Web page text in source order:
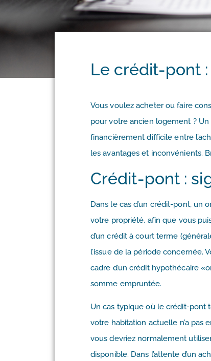
Le crédit-pont :
Vous voulez acheter ou faire
pour votre ancien logement ?
financièrement difficile entre
les avantages et inconvénients.
Crédit-pont :
Dans le cas d’un crédit-pont, un
votre propriété, afin que vous
d’un crédit à court terme
l’issue de la période concernée.
cadre d’un crédit hypothécaire
somme empruntée.
Un cas typique où le crédit-pont
votre habitation actuelle n’a pas
vous devriez normalement
disponible. Dans l’attente d’un